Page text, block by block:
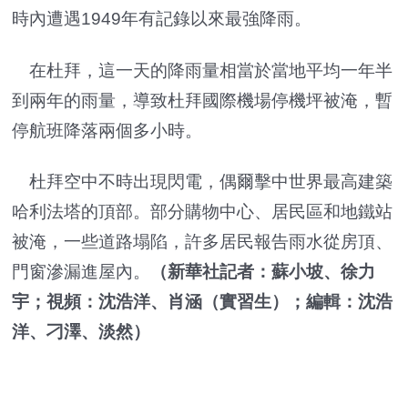
時內遭遇1949年有記錄以來最強降雨。
在杜拜，這一天的降雨量相當於當地平均一年半
到兩年的雨量，導致杜拜國際機場停機坪被淹，暫
停航班降落兩個多小時。
杜拜空中不時出現閃電，偶爾擊中世界最高建築
哈利法塔的頂部。部分購物中心、居民區和地鐵站
被淹，一些道路塌陷，許多居民報告雨水從房頂、
門窗滲漏進屋內。
（新華社記者：蘇小坡、徐力
宇；視頻：沈浩洋、肖涵（實習生）；編輯：沈浩
洋、刁澤、淡然）